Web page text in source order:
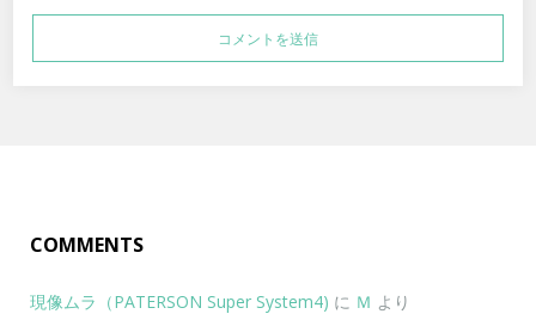
COMMENTS
現像ムラ（PATERSON Super System4) に Ｍ より